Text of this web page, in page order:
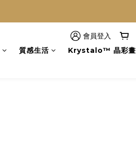
會員登入
質感生活 Krystalo™ 晶彩畫